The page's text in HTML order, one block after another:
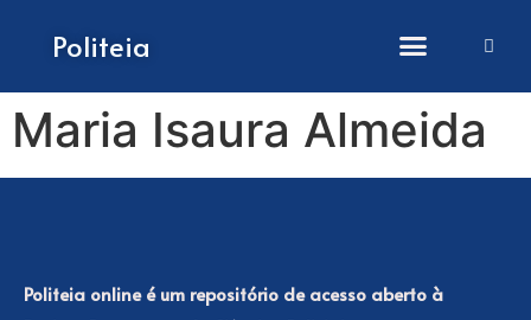
Politeia
Maria Isaura Almeida
Politeia online é um repositório de acesso aberto à